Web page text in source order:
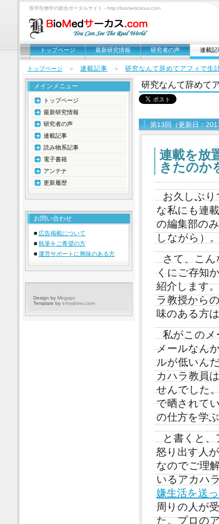
医学生物学の総合ポータルサイト - http://biomedcircus.com
トップページ 最新研究情報 研究者の声 連載記
トップページ ＞ 連載記事 ＞ 研究なんて辞めてアフィで生
研究なんて辞めて
第13回（更新日：
連載を放
きたのか
お久しぶ
な私にも連
の編集部の
しながら）
さて、こ
くにご存知
紹介します
ラ教授から
味のある方
私がこの
メールなん
ルが低いん
カハラ教員
せんでした
で晒されて
の仕方を学
と書くと
怒り出す人
なのでご理
いるアカハ
嫌生活を送
周りの人が
た。プロの
メインメニュー
トップページ
最新研究情報
研究者の声
連載記事
読み物系記事
電子書籍
アンテナ
更新履歴
お問い合わせ
■ 広告掲載について
■ 執筆をご希望の方
■ 運営サポートに興味のある方
Design by Megapx
Template by s-hoshino.com